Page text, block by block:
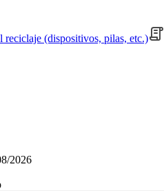
reciclaje (dispositivos, pilas, etc.)
2026